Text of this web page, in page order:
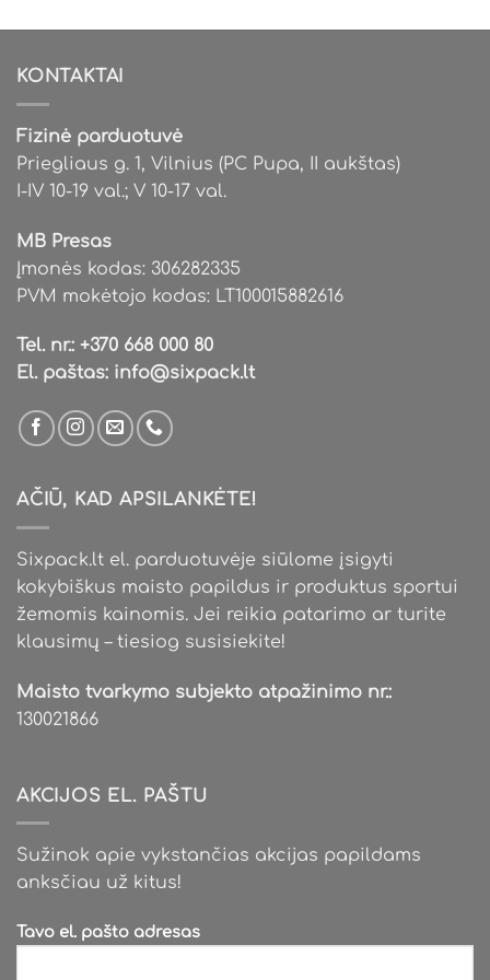
KONTAKTAI
Fizinė parduotuvė
Priegliaus g. 1, Vilnius (PC Pupa, II aukštas)
I-IV 10-19 val.; V 10-17 val.
MB Presas
Įmonės kodas: 306282335
PVM mokėtojo kodas: LT100015882616
Tel. nr.: +370 668 000 80
El. paštas: info@sixpack.lt
AČIŪ, KAD APSILANKĖTE!
Sixpack.lt el. parduotuvėje siūlome įsigyti
kokybiškus maisto papildus ir produktus sportui
žemomis kainomis. Jei reikia patarimo ar turite
klausimų – tiesiog susisiekite!
Maisto tvarkymo subjekto atpažinimo nr.:
130021866
AKCIJOS EL. PAŠTU
Sužinok apie vykstančias akcijas papildams
anksčiau už kitus!
Tavo el. pašto adresas